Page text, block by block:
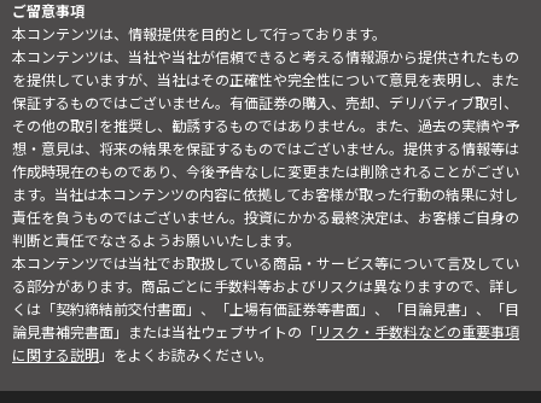
ご留意事項
本コンテンツは、情報提供を目的として行っております。
本コンテンツは、当社や当社が信頼できると考える情報源から提供されたもの
を提供していますが、当社はその正確性や完全性について意見を表明し、また
保証するものではございません。有価証券の購入、売却、デリバティブ取引、
その他の取引を推奨し、勧誘するものではありません。また、過去の実績や予
想・意見は、将来の結果を保証するものではございません。提供する情報等は
作成時現在のものであり、今後予告なしに変更または削除されることがござい
ます。当社は本コンテンツの内容に依拠してお客様が取った行動の結果に対し
責任を負うものではございません。投資にかかる最終決定は、お客様ご自身の
判断と責任でなさるようお願いいたします。
本コンテンツでは当社でお取扱している商品・サービス等について言及してい
る部分があります。商品ごとに手数料等およびリスクは異なりますので、詳し
くは「契約締結前交付書面」、「上場有価証券等書面」、「目論見書」、「目
論見書補完書面」または当社ウェブサイトの「リスク・手数料などの重要事項
に関する説明」をよくお読みください。